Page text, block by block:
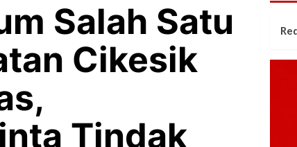
Salah Satu
Cikesik
Tindak